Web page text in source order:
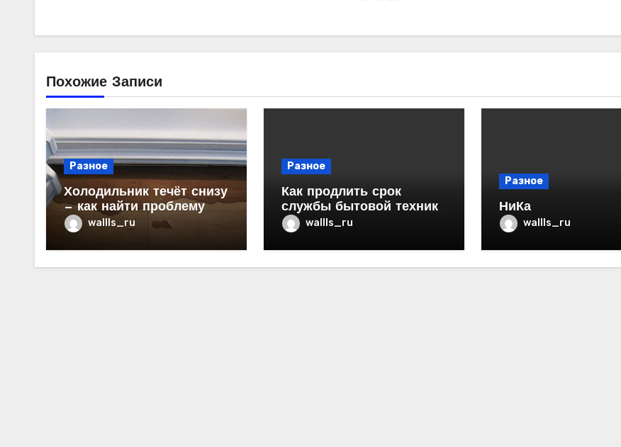
Похожие Записи
Разное
Холодильник течёт снизу
— как найти проблему
wallls_ru
Разное
Как продлить срок
службы бытовой техники
в квартире
wallls_ru
Разное
НиКа
wallls_ru